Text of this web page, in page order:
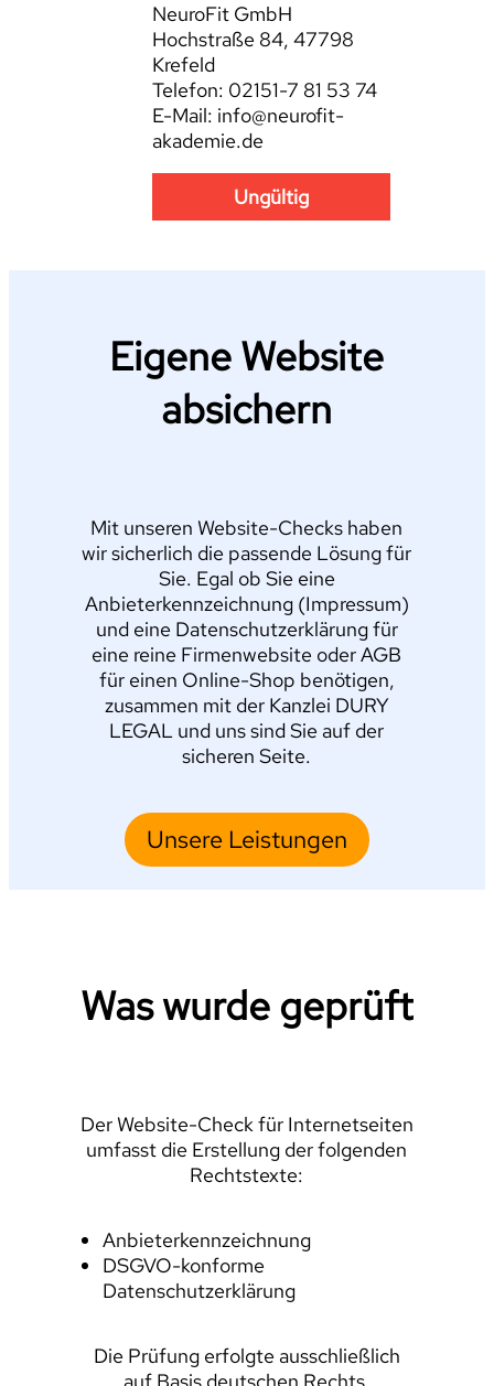
NeuroFit GmbH
Hochstraße 84, 47798
Krefeld
Telefon: 02151-7 81 53 74
E-Mail: info@neurofit-
akademie.de
Ungültig
Eigene Website
absichern
Mit unseren Website-Checks haben
wir sicherlich die passende Lösung für
Sie. Egal ob Sie eine
Anbieterkennzeichnung (Impressum)
und eine Datenschutzerklärung für
eine reine Firmenwebsite oder AGB
für einen Online-Shop benötigen,
zusammen mit der Kanzlei DURY
LEGAL und uns sind Sie auf der
sicheren Seite.
Unsere Leistungen
Was wurde geprüft
Der Website-Check für Internetseiten
umfasst die Erstellung der folgenden
Rechtstexte:
Anbieterkennzeichnung
DSGVO-konforme
Datenschutzerklärung
Die Prüfung erfolgte ausschließlich